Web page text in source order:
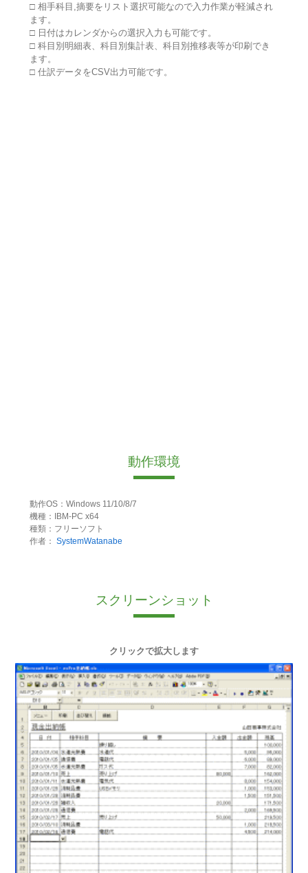
□ 相手科目,摘要をリスト選択可能なので入力作業が軽減され
ます。
□ 日付はカレンダからの選択入力も可能です。
□ 科目別明細表、科目別集計表、科目別推移表等が印刷でき
ます。
□ 仕訳データをCSV出力可能です。
動作環境
動作OS：Windows 11/10/8/7
機種：IBM-PC x64
種類：フリーソフト
作者： SystemWatanabe
スクリーンショット
クリックで拡大します